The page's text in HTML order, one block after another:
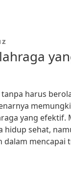
harus
yang efektif.
hidup sehat,
mencapai